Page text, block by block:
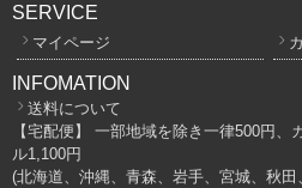
SERVICE
マイページ
INFOMATION
送料について
【宅配便】 一部地域を除き一律500円
ル1,100円
(北海道、沖縄、青森、岩手、宮城、秋